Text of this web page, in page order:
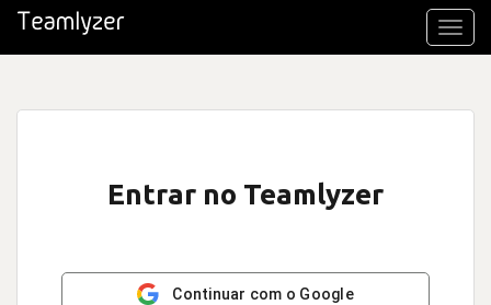
Entrar no Teamlyzer
Continuar com o Google